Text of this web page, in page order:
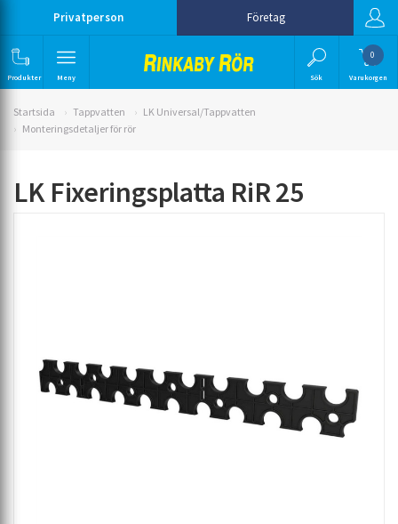
Privatperson Företag
Produkter Meny Sök
0
Varukorgen
Startsida Tappvatten
LK Universal/Tappvatten
Monteringsdetaljer för rör
LK Fixeringsplatta RiR 25